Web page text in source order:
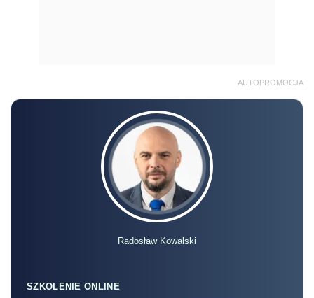
AUTOPROMOCJA
Radosław Kowalski
SZKOLENIE ONLINE